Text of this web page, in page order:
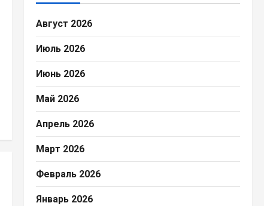
Август 2026
Июль 2026
Июнь 2026
Май 2026
Апрель 2026
Март 2026
Февраль 2026
Январь 2026